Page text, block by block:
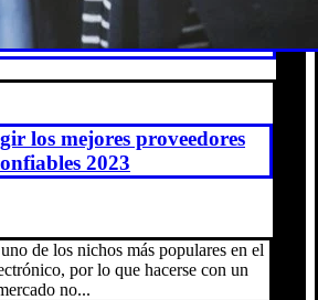
los mejores proveedores
2023
de los nichos más populares en el
por lo que hacerse con un
no...